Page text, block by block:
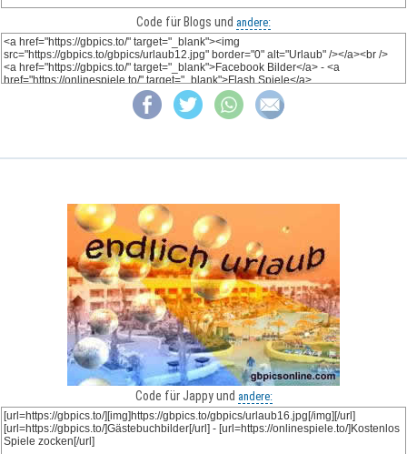
Code für Blogs und andere:
Code für Jappy und andere: